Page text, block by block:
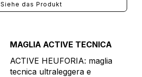
Siehe das Produkt
MAGLIA ACTIVE TECNICA
ACTIVE HEUFORIA: maglia
tecnica ultraleggera e